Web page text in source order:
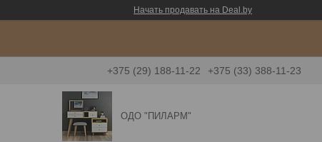
Начать продавать на Deal.by
+375 (29) 188-11-22 +375 (33) 388-11-23
ОДО "ПИЛАРМ"